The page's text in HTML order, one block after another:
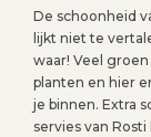
De schoonheid
lijkt niet te
waar! Veel
planten en hier
je binnen. Extra
servies van